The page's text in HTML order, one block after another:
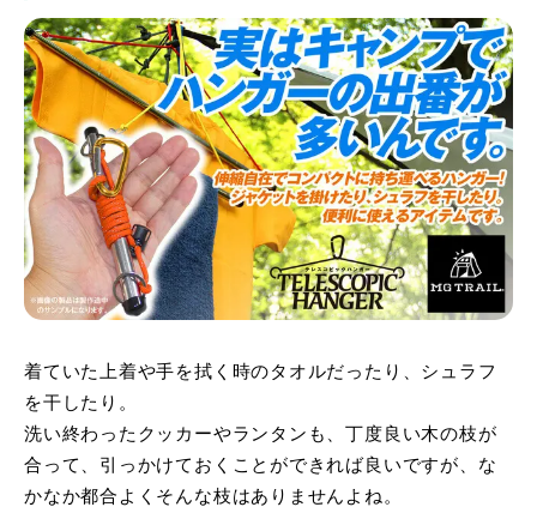
着ていた上着や手を拭く時のタオルだったり、シュラフ
を干したり。
洗い終わったクッカーやランタンも、丁度良い木の枝が
合って、引っかけておくことができれば良いですが、な
かなか都合よくそんな枝はありませんよね。